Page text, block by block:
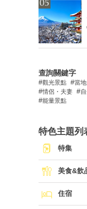
查詢關鍵字
觀光景點 當
情侶・夫妻
能量景點
特色主題列
特集
美食&飲
住宿